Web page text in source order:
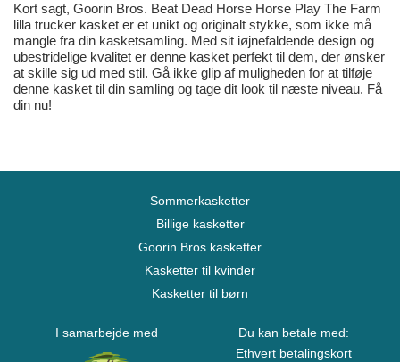
Kort sagt, Goorin Bros. Beat Dead Horse Horse Play The Farm
lilla trucker kasket er et unikt og originalt stykke, som ikke må
mangle fra din kasketsamling. Med sit iøjnefaldende design og
ubestridelige kvalitet er denne kasket perfekt til dem, der ønsker
at skille sig ud med stil. Gå ikke glip af muligheden for at tilføje
denne kasket til din samling og tage dit look til næste niveau. Få
din nu!
Sommerkasketter
Billige kasketter
Goorin Bros kasketter
Kasketter til kvinder
Kasketter til børn
I samarbejde med
Du kan betale med:
Ethvert betalingskort